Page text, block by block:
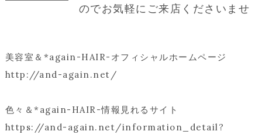
のでお気軽にご来店くださいませ
美容室＆*again-HAIR-オフィシャルホームページ
http://and-again.net/
色々＆*again-HAIR-情報見れるサイト
https://and-again.net/information_detail?